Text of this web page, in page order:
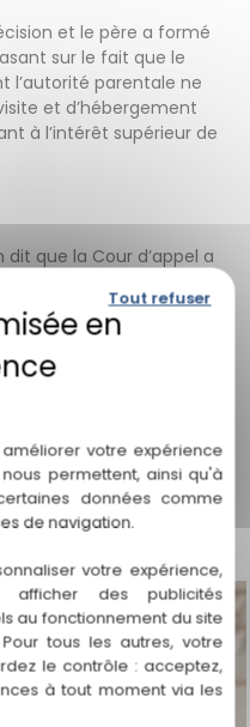
et le père a formé
sur le fait que le
l’autorité parentale ne
et d’hébergement
à l’intérêt supérieur de
que la Cour d’appel a
car en ne refusant pas au
l’hébergement de
de constater
le juge du fond se
et notamment
auditionné.
votre expérience
permettent, ainsi qu'à
données comme
de navigation.
votre expérience,
des publicités
au fonctionnement du site
tous les autres, votre
le contrôle : acceptez,
à tout moment via les
Tout refuser